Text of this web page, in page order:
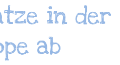
in der
ab